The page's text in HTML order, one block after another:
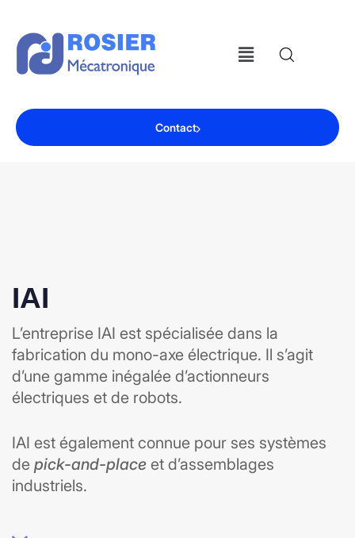
Contact
IAI
L’entreprise IAI est spécialisée dans la
fabrication du mono-axe électrique. Il s’agit
d’une gamme inégalée d’actionneurs
électriques et de robots.
IAI est également connue pour ses systèmes
de pick-and-place et d’assemblages
industriels.